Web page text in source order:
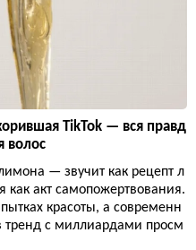
TikTok — вся правд
волос
— звучит как рецепт л
акт самопожертвования.
красоты, а современн
тренд с миллиардами просм